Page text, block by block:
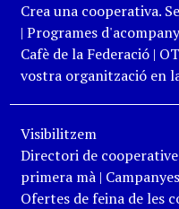
Crea una cooperativa.
| Programes
Cafè de la Federació|
vostra organització en
Visibilitzem
Directori de
primera mà| Campanyes
Ofertes de feina de les